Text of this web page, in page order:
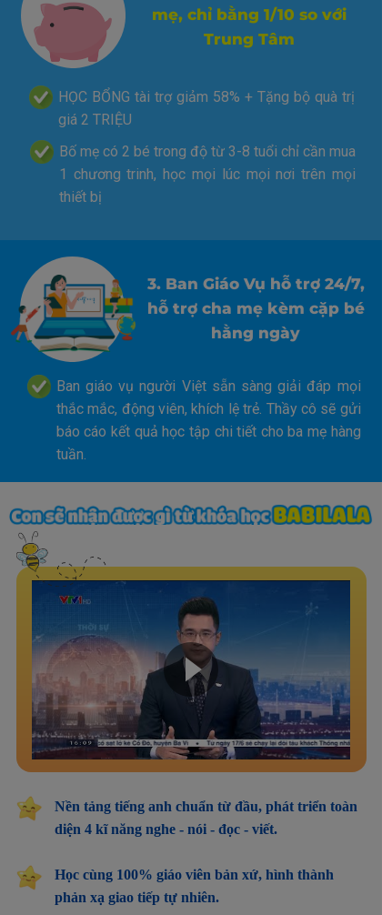
3. Ban Giáo Vụ hỗ trợ 24/7,
hỗ trợ cha mẹ kèm cặp bé
hằng ngày
Ban giáo vụ người Việt sẵn sàng giải đáp mọi
thắc mắc, động viên, khích lệ trẻ. Thầy cô sẽ gửi
báo cáo kết quả học tập chi tiết cho ba mẹ hàng
tuần.
mẹ, chỉ bằng 1/10 so với
Trung Tâm
HỌC BỔNG tài trợ giảm 58% + Tặng bộ quà trị
giá 2 TRIỆU
Bố mẹ có 2 bé trong độ từ 3-8 tuổi chỉ cần mua
1 chương trinh, học mọi lúc mọi nơi trên mọi
thiết bị
Nền tảng tiếng anh chuẩn từ đầu, phát triển toàn
diện 4 kĩ năng nghe - nói - đọc - viết.
Học cùng 100% giáo viên bản xứ, hình thành
phản xạ giao tiếp tự nhiên.